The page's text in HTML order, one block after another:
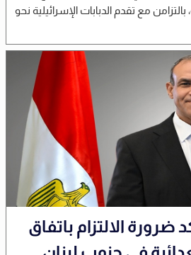
مع تقدم الدبابات الإسرائيلية نحو
ضرورة الالتزام باتفاق